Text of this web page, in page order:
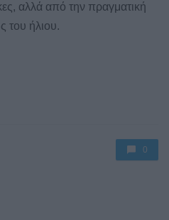
αλλά από την πραγματική
του ήλιου.
0